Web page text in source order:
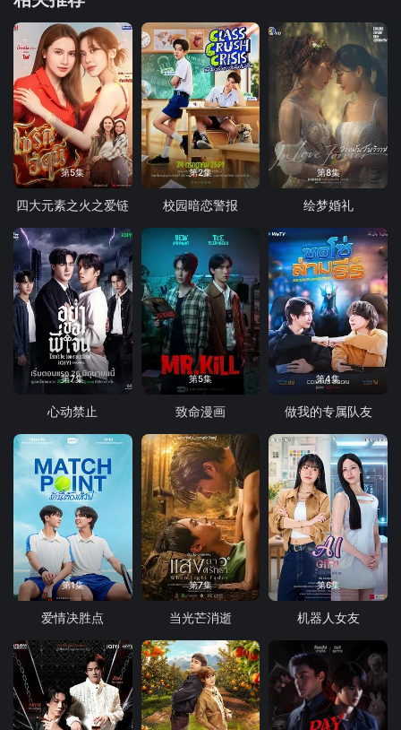
第5集
四大元素之火之爱链
第2集
校园暗恋警报
第8集
绘梦婚礼
第7集
心动禁止
第5集
致命漫画
第4集
做我的专属队友
第1集
爱情决胜点
第7集
当光芒消逝
第6集
机器人女友